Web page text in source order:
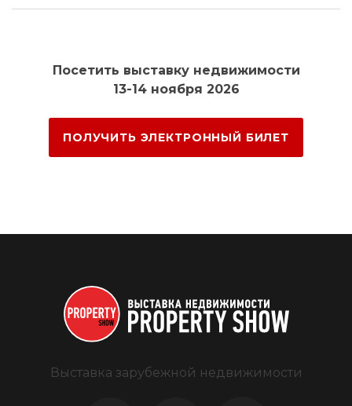
Посетить выставку недвижимости
13-14 ноября 2026
ПОЛУЧИТЬ ЭЛЕКТРОННЫЙ БИЛЕТ
Выставка зарубежной недвижимости